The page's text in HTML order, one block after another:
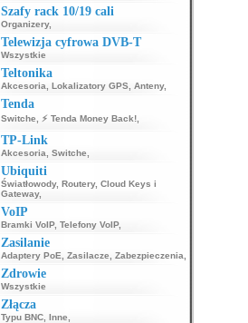
Szafy rack 10/19 cali
Organizery,
Telewizja cyfrowa DVB-T
Wszystkie
Teltonika
Akcesoria Lokalizatory GPS, Anteny,
Tenda
Switche ⚡ Tenda Money Back!,
TP-Link
Akcesoria Switche
Ubiquiti
Światłowody, Routery, Cloud Keys i
Gateway,
VoIP
Bramki VoIP, Telefony VoIP,
Zasilanie
Adaptery PoE Zasilacze Zabezpieczenia
Zdrowie
Wszystkie
Złącza
Typu BNC, Inne